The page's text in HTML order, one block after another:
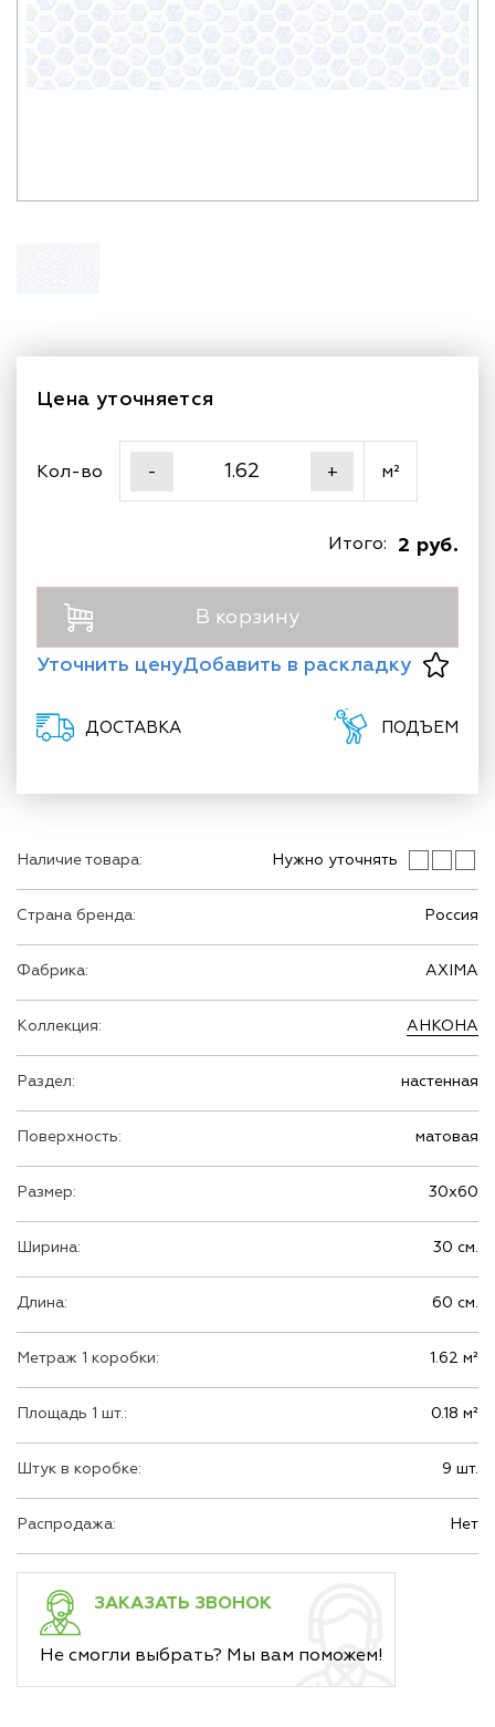
Наличие товара: Нужно уточнять
Страна бренда: Россия
Фабрика: AXIMA
Коллекция: АНКОНА
Раздел: настенная
Поверхность: матовая
Размер: 30х60
Ширина: 30 см.
Длина: 60 см.
Метраж 1 коробки: 1.62 м²
Площадь 1 шт.: 0.18 м²
Штук в коробке: 9 шт.
Распродажа: Нет
ЗАКАЗАТЬ ЗВОНОК
Не смогли выбрать? Мы вам поможем!
Цена уточняется
Кол-во - + м²
2 руб.
Итого:
В корзину
Уточнить ценуДобавить в раскладку
ДОСТАВКА ПОДЪЕМ